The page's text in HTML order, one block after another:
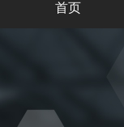
首页